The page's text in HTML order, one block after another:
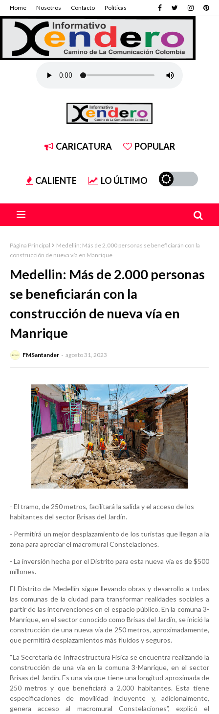
Home Nosotros Contacto Políticas
CARICATURA POPULAR
CALIENTE LO ÚLTIMO
Página Principal
Medellin: Más de 2.000 personas se beneficiarán con la
construcción de nueva vía en Manrique
Medellin: Más de 2.000 personas
se beneficiarán con la
construcción de nueva vía en
Manrique
FMSantander agosto 31, 2023
- El tramo, de 250 metros, facilitará la salida y el acceso de los
habitantes del sector Brisas del Jardín.
- Permitirá un mejor desplazamiento de los turistas que llegan a la
zona para apreciar el macromural Constelaciones.
- La inversión hecha por el Distrito para esta nueva vía es de $500
millones.
El Distrito de Medellín sigue llevando obras y desarrollo a todas
las comunas de la ciudad para transformar realidades sociales a
partir de las intervenciones en el espacio público. En la comuna 3-
Manrique, en el sector conocido como Brisas del Jardín, se inició la
construcción de una nueva vía de 250 metros, aproximadamente,
que permitirá desplazamientos más fluidos y seguros.
“La Secretaría de Infraestructura Física se encuentra realizando la
construcción de una vía en la comuna 3-Manrique, en el sector
Brisas del Jardín. Es una vía que tiene una longitud aproximada de
250 metros y que beneficiará a 2.000 habitantes. Esta tiene
especificaciones de movilidad incluyente y, adicionalmente,
genera acceso al macromural Constelaciones”, explicó el